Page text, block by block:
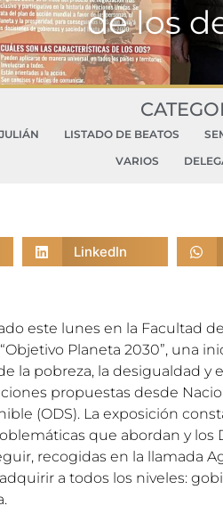
de los
LISTADO DE BEATOS
VARIOS
LinkedIn
este lunes en la Facultad
Planeta 2030”, una
la pobreza, la desigualdad y
propuestas desde
(ODS). La exposición
que abordan y los
recogidas en la llamada
a todos los niveles: